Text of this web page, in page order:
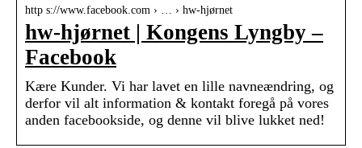
http s://www.facebook.com › … › hw-hjørnet
hw-hjørnet | Kongens Lyngby –
Facebook
Kære Kunder. Vi har lavet en lille navneændring, og
derfor vil alt information & kontakt foregå på vores
anden facebookside, og denne vil blive lukket ned!